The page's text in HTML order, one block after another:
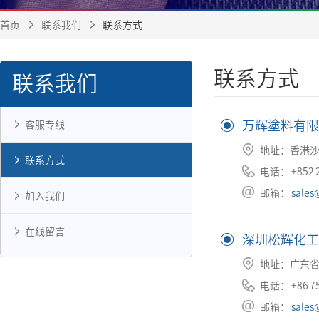
首页 联系我们 联系方式
联系我们
客服专线
联系方式
加入我们
在线留言
联系方式
万辉塗料有
地址：香港
电话： +852
邮箱：
深圳松辉化
地址：广东
电话： +86
邮箱：